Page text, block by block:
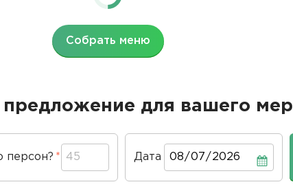
Собрать меню
для вашего
персон? Дата Дата